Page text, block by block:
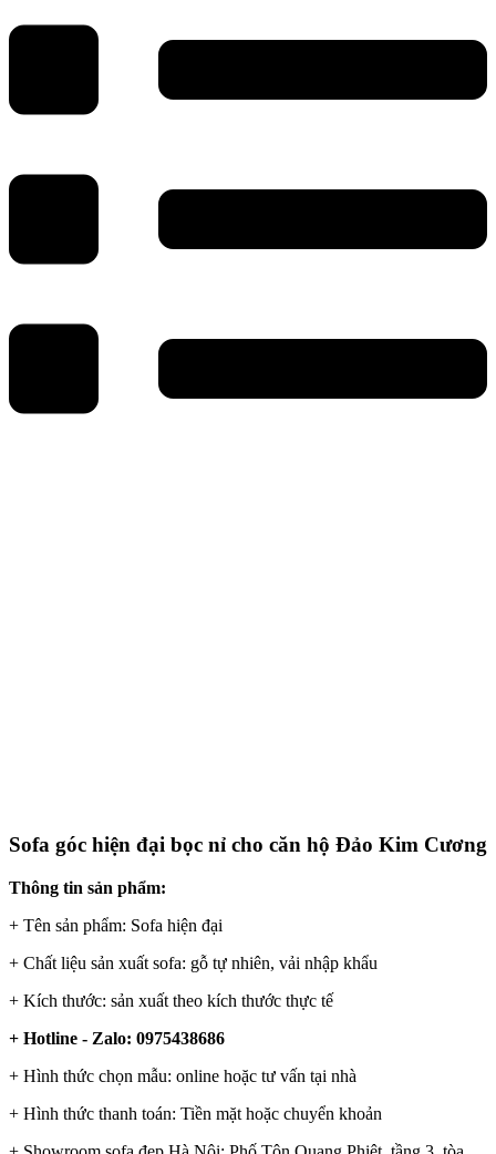
Sofa góc hiện đại bọc nỉ cho căn hộ Đảo Kim Cương
Thông tin sản phẩm:
+ Tên sản phẩm: Sofa hiện đại
+ Chất liệu sản xuất sofa: gỗ tự nhiên, vải nhập khẩu
+ Kích thước: sản xuất theo kích thước thực tế
+ Hotline - Zalo: 0975438686
+ Hình thức chọn mẫu: online hoặc tư vấn tại nhà
+ Hình thức thanh toán: Tiền mặt hoặc chuyển khoản